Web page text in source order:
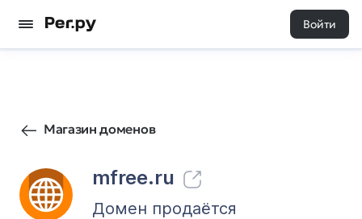
Войти
Магазин доменов
mfree.ru
7 0
Домен продаётся